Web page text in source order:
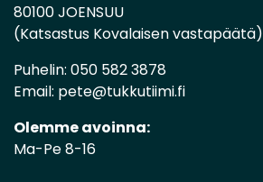
80100 JOENSUU
(Katsastus Kovalaisen vastapäätä)
Puhelin: 050 582 3878
Email: pete@tukkutiimi.fi
Olemme avoinna:
Ma-Pe 8-16